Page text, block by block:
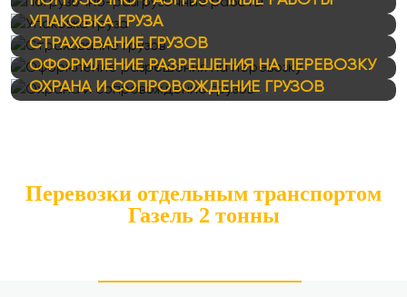
УПАКОВКА ГРУЗА
СТРАХОВАНИЕ ГРУЗОВ
ОФОРМЛЕНИЕ РАЗРЕШЕНИЯ НА ПЕРЕВОЗКУ
ОХРАНА И СОПРОВОЖДЕНИЕ ГРУЗОВ
Перевозки отдельным транспортом
Газель 2 тонны